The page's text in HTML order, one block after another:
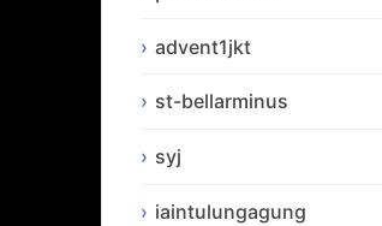
advent1jkt
st-bellarminus
syj
iaintulungagung